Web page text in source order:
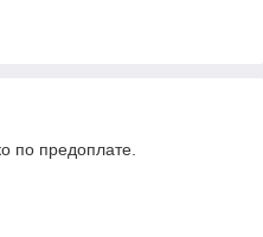
по предоплате.